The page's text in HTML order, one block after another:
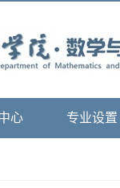
心 专业设置